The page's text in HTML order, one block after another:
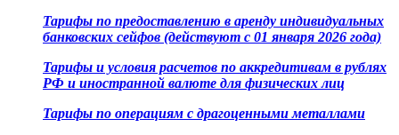
Тарифы по предоставлению в аренду индивидуальных
банковских сейфов (действуют с 01 января 2026 года)
Тарифы и условия расчетов по аккредитивам в рублях
РФ и иностранной валюте для физических лиц
Тарифы по операциям с драгоценными металлами